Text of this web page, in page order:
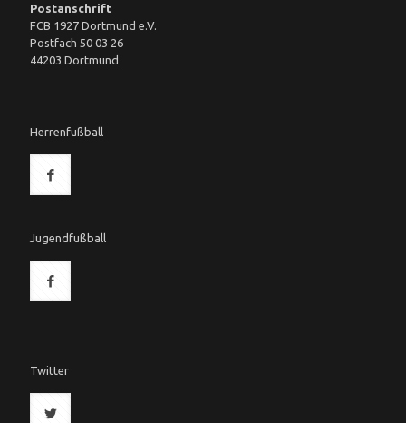
Postanschrift
FCB 1927 Dortmund e.V.
Postfach 50 03 26
44203 Dortmund
Herrenfußball
Jugendfußball
Twitter